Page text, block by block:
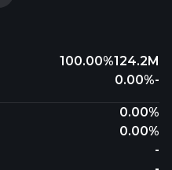
100.00%124.2M
0.00%-
0.00%
0.00%
-